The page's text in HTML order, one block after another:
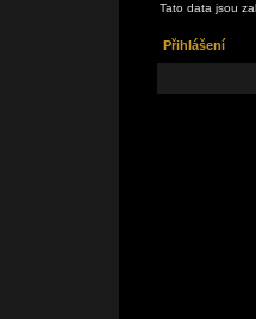
Tato data jsou
Přihlášení